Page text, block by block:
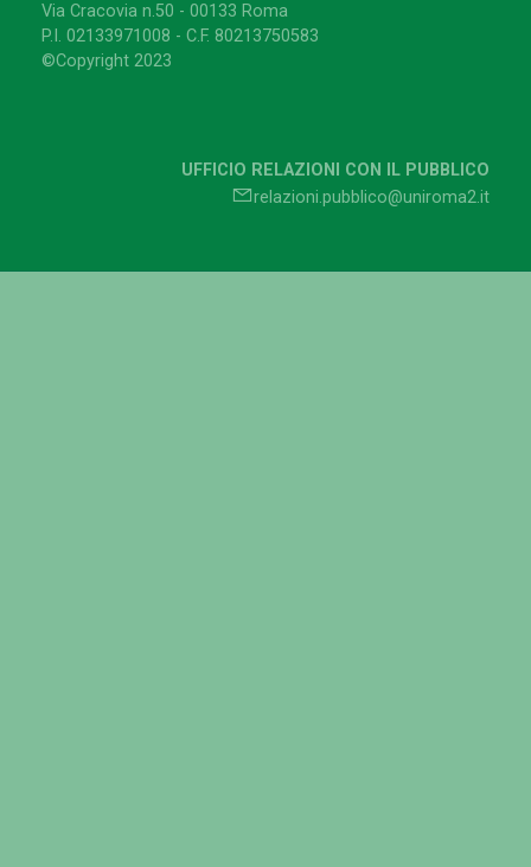
Via Cracovia n.50 - 00133 Roma
P.I. 02133971008 - C.F. 80213750583
©Copyright 2023
UFFICIO RELAZIONI CON IL PUBBLICO
relazioni.pubblico@uniroma2.it